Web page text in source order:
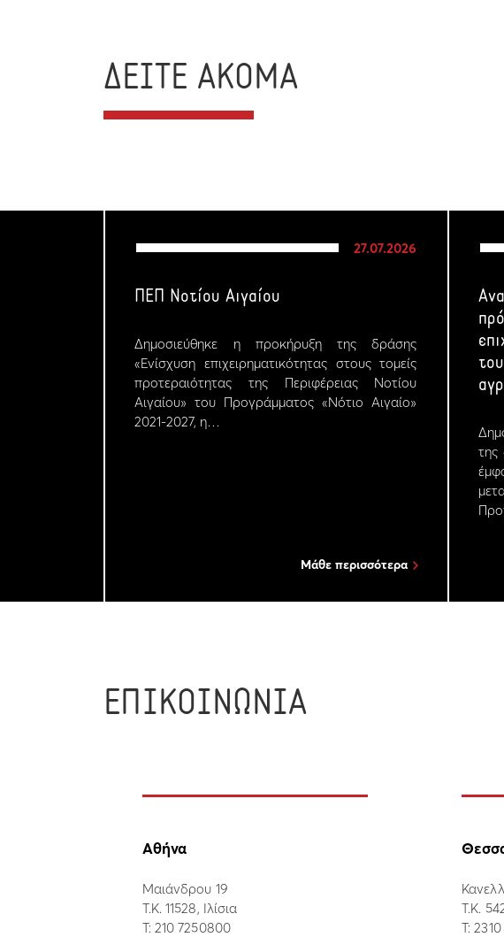
ΔΕΙΤΕ ΑΚΟΜΑ
27.07.2026
ΠΕΠ Νοτίου Αιγαίου
Δημοσιεύθηκε η προκήρυξη της δράσης
«Ενίσχυση επιχειρηματικότητας στους τομείς
προτεραιότητας της Περιφέρειας Νοτίου
Αιγαίου» του Προγράμματος «Νότιο Αιγαίο»
2021-2027, η…
Μάθε περισσότερα
της
ΕΠΙΚΟΙΝΩΝΙΑ
Αθήνα
Μαιάνδρου 19
Τ.Κ. 11528, Ιλίσια
Τ: 210 7250800
Τ.Κ.
Τ: